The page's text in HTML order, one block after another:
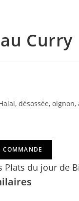
Curry
désossée,
COMMANDE
Plats du jour de